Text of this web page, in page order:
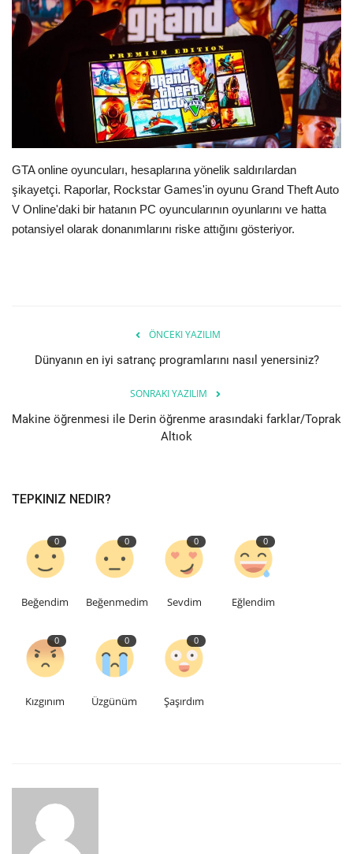
E-Devlet Sistemleri
Tubitak
Teknoloji Kurumu
Teknoloji
Yazılım Dilleri
Veritabanı
GTA online oyuncuları, hesaplarına yönelik saldırılardan
şikayetçi. Raporlar, Rockstar Games'in oyunu Grand Theft Auto
V Online'daki bir hatanın PC oyuncularının oyunlarını ve hatta
potansiyel olarak donanımlarını riske attığını gösteriyor.
ÖNCEKI YAZILIM
Dünyanın en iyi satranç programlarını nasıl yenersiniz?
SONRAKI YAZILIM
Makine öğrenmesi ile Derin öğrenme arasındaki farklar/Toprak
Altıok
TEPKINIZ NEDIR?
0
Beğendim
0
Beğenmedim
0
Sevdim
0
Eğlendim
0
Kızgınım
0
Üzgünüm
0
Şaşırdım